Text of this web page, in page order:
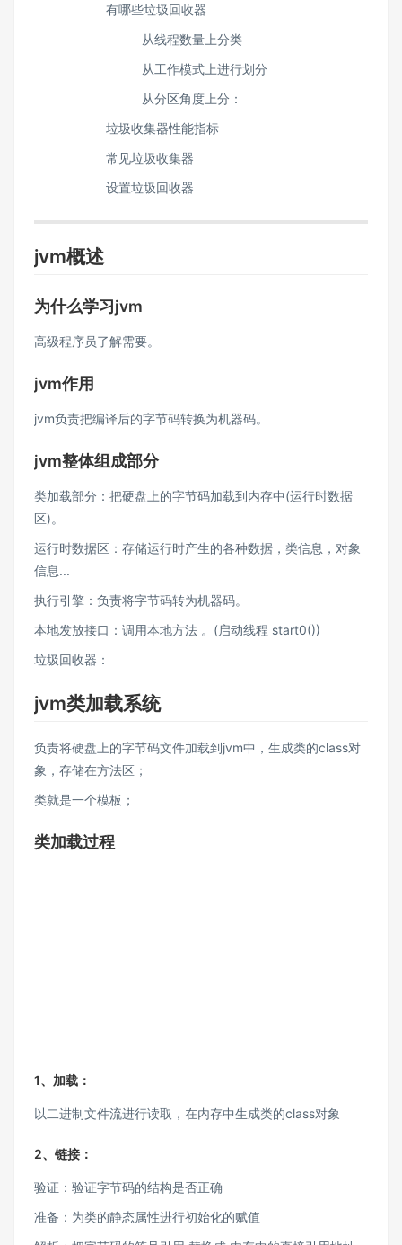
有哪些垃圾回收器
从线程数量上分类
从工作模式上进行划分
从分区角度上分：
垃圾收集器性能指标
常见垃圾收集器
设置垃圾回收器
jvm概述
为什么学习jvm
高级程序员了解需要。
jvm作用
jvm负责把编译后的字节码转换为机器码。
jvm整体组成部分
类加载部分：把硬盘上的字节码加载到内存中(运行时数据
区)。
运行时数据区：存储运行时产生的各种数据，类信息，对象
信息...
执行引擎：负责将字节码转为机器码。
本地发放接口：调用本地方法 。(启动线程 start0())
垃圾回收器：
jvm类加载系统
负责将硬盘上的字节码文件加载到jvm中，生成类的class对
象，存储在方法区；
类就是一个模板；
类加载过程
1、加载：
以二进制文件流进行读取，在内存中生成类的class对象
2、链接：
验证：验证字节码的结构是否正确
准备：为类的静态属性进行初始化的赋值